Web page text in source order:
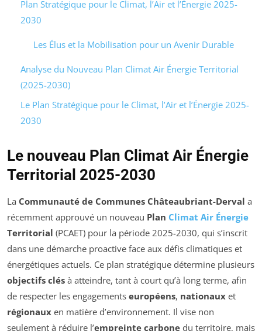
Plan Stratégique pour le Climat, l’Air et l’Énergie 2025-
2030
Les Élus et la Mobilisation pour un Avenir Durable
Analyse du Nouveau Plan Climat Air Énergie Territorial
(2025-2030)
Le Plan Stratégique pour le Climat, l’Air et l’Énergie 2025-
2030
Le nouveau Plan Climat Air Énergie
Territorial 2025-2030
La Communauté de Communes Châteaubriant-Derval a
récemment approuvé un nouveau Plan Climat Air Énergie
Territorial (PCAET) pour la période 2025-2030, qui s’inscrit
dans une démarche proactive face aux défis climatiques et
énergétiques actuels. Ce plan stratégique détermine plusieurs
objectifs clés à atteindre, tant à court qu’à long terme, afin
de respecter les engagements européens, nationaux et
régionaux en matière d’environnement. Il vise non
seulement à réduire l’empreinte carbone du territoire, mais